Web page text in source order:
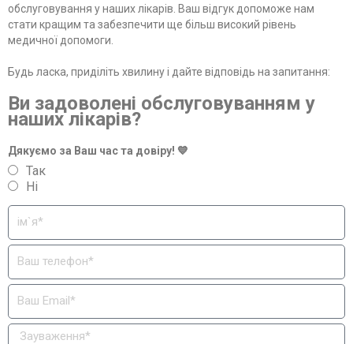
обслуговування у наших лікарів. Ваш відгук допоможе нам
стати кращим та забезпечити ще більш високий рівень
медичної допомоги.
Будь ласка, приділіть хвилину і дайте відповідь на запитання:
Ви задоволені обслуговуванням у
наших лікарів?
Дякуємо за Ваш час та довіру! 💙
Так
Ні